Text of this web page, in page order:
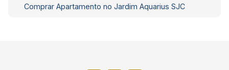
Comprar Apartamento no Jardim Aquarius SJC